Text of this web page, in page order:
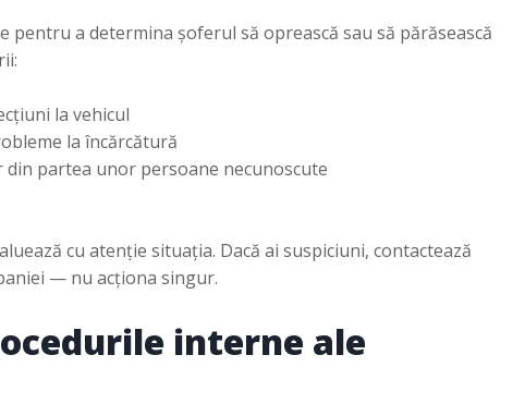
pentru a determina șoferul să oprească sau să părăsească
la vehicul
la încărcătură
partea unor persoane necunoscute
cu atenție situația. Dacă ai suspiciuni, contactează
— nu acționa singur.
interne ale